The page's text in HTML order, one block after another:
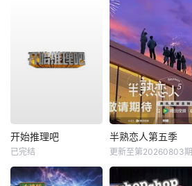
开始推理吧
已完结
半熟恋人第五季
更新至第20260803期